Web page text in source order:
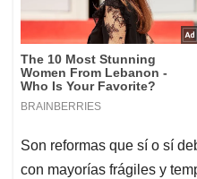
Son reformas que sí o sí
con mayorías frágiles y